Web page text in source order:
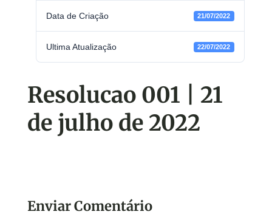
Data de Criação 21/07/2022
Ultima Atualização 22/07/2022
Resolucao 001 | 21
de julho de 2022
Enviar Comentário